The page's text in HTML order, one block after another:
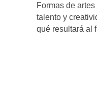
Formas de
talento y
qué resultará al